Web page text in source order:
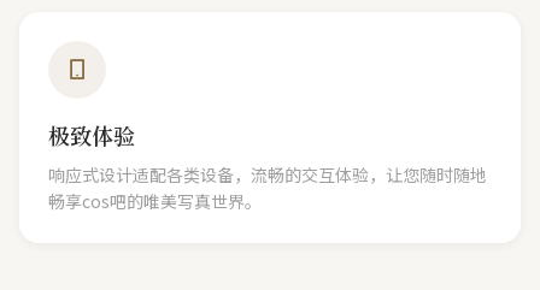
极致体验
响应式设计适配各类设备，流畅的交互体验，让您随时随地
畅享cos吧的唯美写真世界。